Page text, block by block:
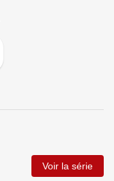
Voir la série